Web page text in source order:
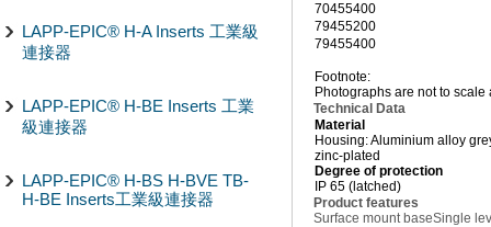
LAPP-EPIC® H-A Inserts 工業級
連接器
LAPP-EPIC® H-BE Inserts 工業
級連接器
LAPP-EPIC® H-BS H-BVE TB-
H-BE Inserts工業級連接器
70455400
79455200
79455400
Footnote:
Photographs are not to
Technical Data
Material
Housing: Aluminium alloy
zinc-plated
Degree of protection
IP 65 (latched)
Product features
Surface mount baseSingle